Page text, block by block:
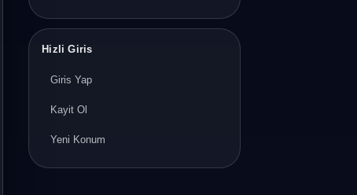
Hizli Giris
Giris Yap
Kayit Ol
Yeni Konum